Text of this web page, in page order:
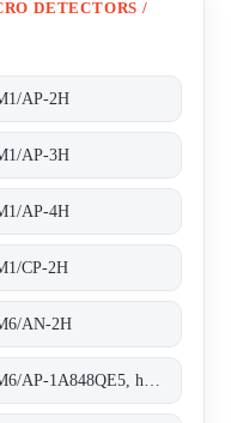
DETECTORS /
AP-2H
AP-3H
AP-4H
CP-2H
AN-2H
AM6/AP-1A848QE5, housing completely threaded